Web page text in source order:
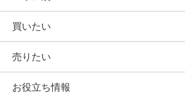
買いたい
売りたい
お役立ち情報